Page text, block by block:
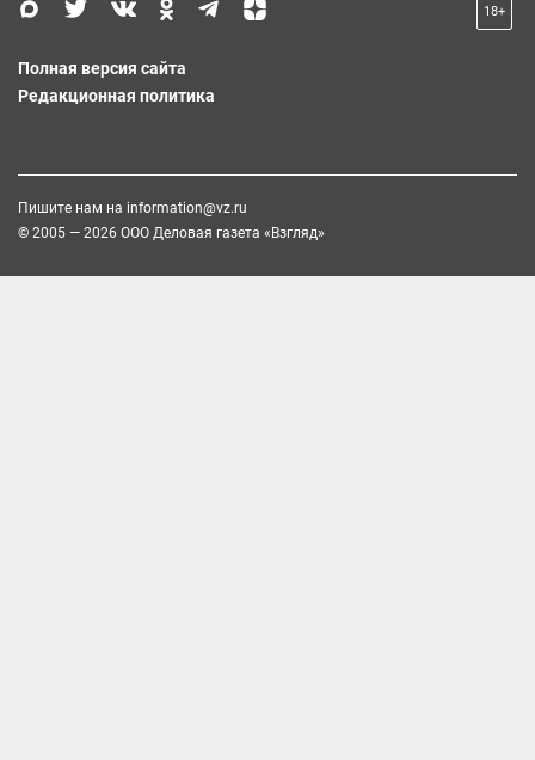
18+
Полная версия сайта
Редакционная политика
Пишите нам на information@vz.ru
© 2005 — 2026 ООО Деловая газета «Взгляд»